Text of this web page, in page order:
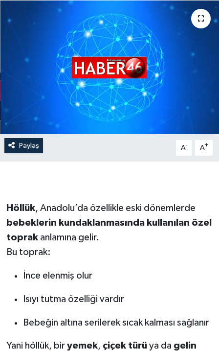
Paylaş A- A+
Höllük, Anadolu’da özellikle eski dönemlerde
bebeklerin kundaklanmasında kullanılan özel
toprakanlamına gelir.
Bu toprak:
İnce elenmiş olur
Isıyı tutma özelliği vardır
Bebeğin altına serilerek sıcak kalması sağlanır
Yani höllük, bir yemek, çiçek türüya da gelin
İLÇE HABERLERİ
KÜLTÜR-SANAT
ROPORTAJ
MAGAZİN
YEREL YÖNETİM
SEÇİM 2011
ÜÇÜNCÜ SAYFA
BİLİMNET
Yemek
Haber Arşivi